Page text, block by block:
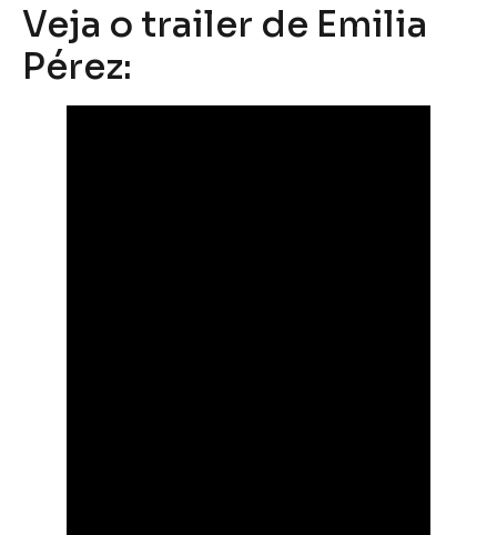
Veja o trailer de Emilia
Pérez: